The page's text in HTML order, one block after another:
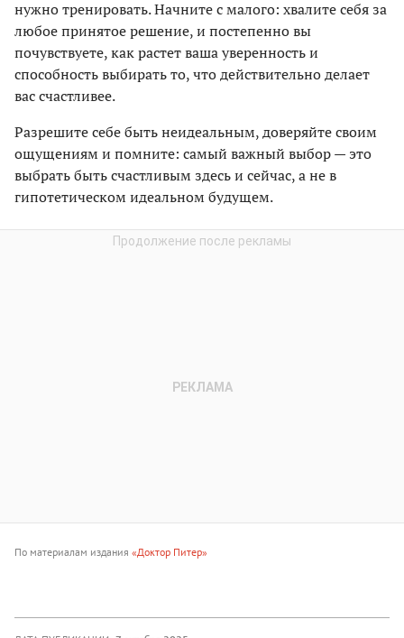
нужно тренировать. Начните с малого: хвалите себя за
любое принятое решение, и постепенно вы
почувствуете, как растет ваша уверенность и
способность выбирать то, что действительно делает
вас счастливее.
Разрешите себе быть неидеальным, доверяйте своим
ощущениям и помните: самый важный выбор — это
выбрать быть счастливым здесь и сейчас, а не в
гипотетическом идеальном будущем.
По материалам издания «Доктор Питер»